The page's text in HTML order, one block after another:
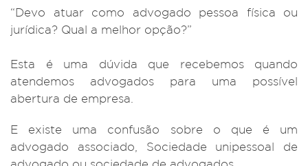
“Devo atuar como advogado pessoa física ou
jurídica? Qual a melhor opção?”
Esta é uma dúvida que recebemos quando
atendemos advogados para uma possível
abertura de empresa.
E existe uma confusão sobre o que é um
advogado associado, Sociedade unipessoal de